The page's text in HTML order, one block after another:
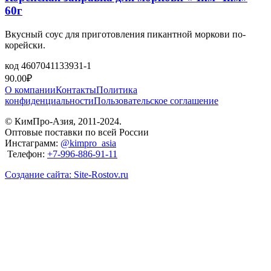
60г
Вкусный соус для приготовления пикантной моркови по-
корейски.
код 4607041133931-1
90.00₽
О компанииКонтактыПолитика
конфиденциальностиПользовательское соглашение
© КимПро-Азия, 2011-2024.
Оптовые поставки по всей России
Инстаграмм: @kimpro_asia
Телефон: +7-996-886-91-11
Создание сайта: Site-Rostov.ru